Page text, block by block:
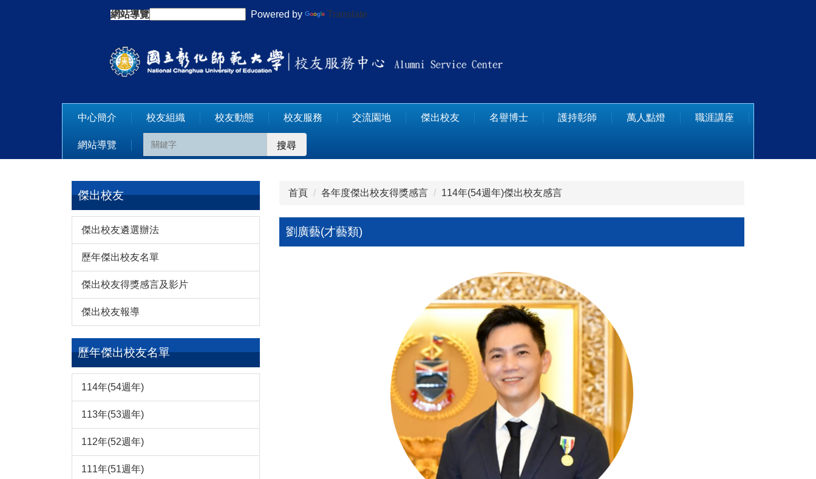
網站導覽 Powered by Translate
中心簡介 校友組織 校友動態 校友服務 交流園地 傑出校友 名譽博士 護持彰師 萬人點燈 職涯講座
網站導覽 搜尋
傑出校友
傑出校友遴選辦法
歷年傑出校友名單
傑出校友得獎感言及影片
傑出校友報導
歷年傑出校友名單
114年(54週年)
113年(53週年)
112年(52週年)
111年(51週年)
首頁 各年度傑出校友得獎感言 114年(54週年)傑出校友感言
劉廣藝(才藝類)